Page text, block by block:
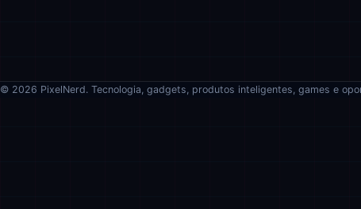
© 2026 PixelNerd. Tecnologia, gadgets, produtos inteligentes, games e